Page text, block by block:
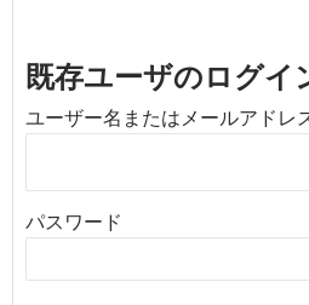
既存ユーザのログイ
ユーザー名またはメールアドレ
パスワード